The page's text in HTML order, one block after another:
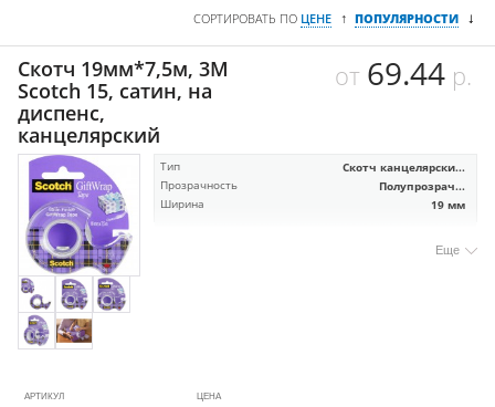
СОРТИРОВАТЬ ПО ЦЕНЕ ↑ ПОПУЛЯРНОСТИ ↓
Скотч 19мм*7,5м, 3M
Scotch 15, сатин, на
диспенс,
канцелярский
от 69.44р.
Тип Скотч канцелярски...
Прозрачность Полупрозрач...
Ширина 19 мм
Еще
АРТИКУЛ ЦЕНА